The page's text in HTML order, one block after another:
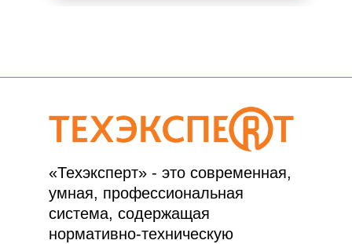
«Техэксперт» - это современная,
умная, профессиональная
система, содержащая
нормативно-техническую